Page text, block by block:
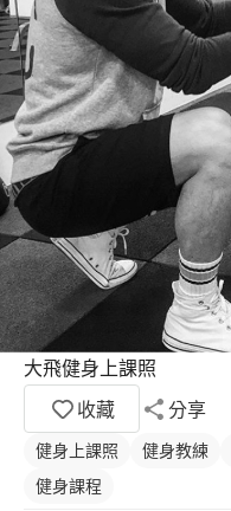
大飛健身上課照
收藏
分享
健身上課照 健身教練
健身課程